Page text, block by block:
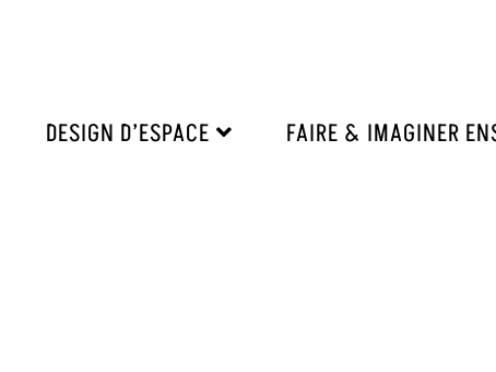
DESIGN D’ESPACE FAIRE & IMAGINER